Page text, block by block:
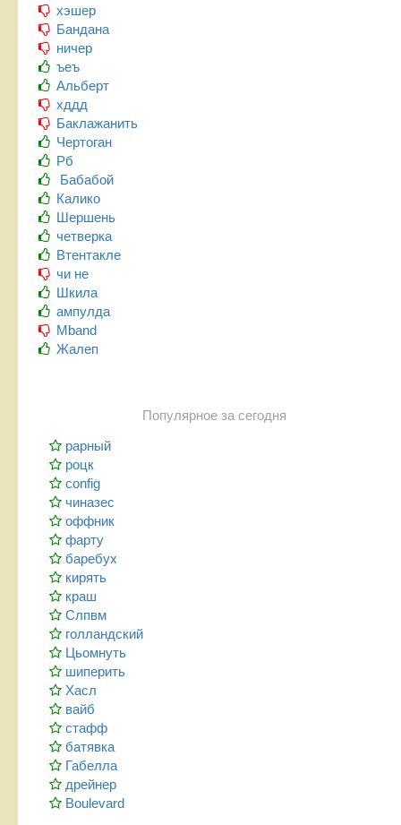
хэшер
Бандана
ничер
ъеъ
Альберт
хддд
Баклажанить
Чертоган
Рб
Бабабой
Калико
Шершень
четверка
Втентакле
чи не
Шкила
ампулда
Mband
Жалеп
Популярное за сегодня
рарный
роцк
config
чиназес
оффник
фарту
баребух
кирять
краш
Слпвм
голландский
Цьомнуть
шиперить
Хасл
вайб
стафф
батявка
Габелла
дрейнер
Boulevard